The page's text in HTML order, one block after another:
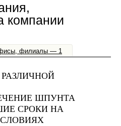
филиалы — 1
ШПУНТА
СРОКИ НА